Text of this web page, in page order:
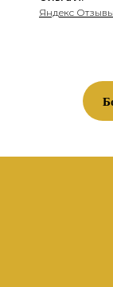
Яндекс Отзывы